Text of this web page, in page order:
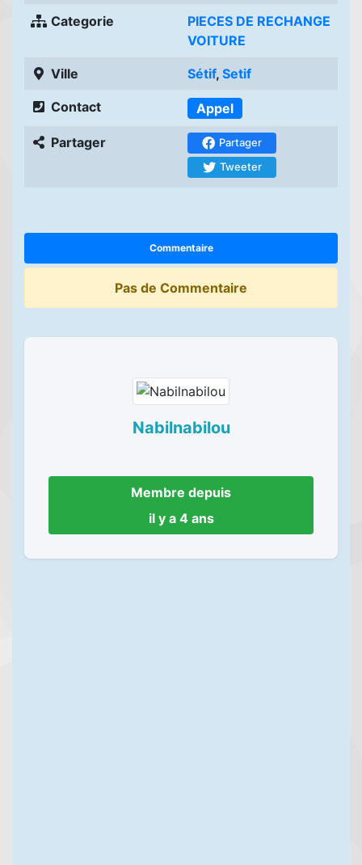
Categorie
PIECES DE RECHANGE
VOITURE
Ville Sétif, Setif
Contact Appel
Partager
Partager
Tweeter
Commentaire
Pas de Commentaire
Nabilnabilou
Membre depuis
il y a 4 ans